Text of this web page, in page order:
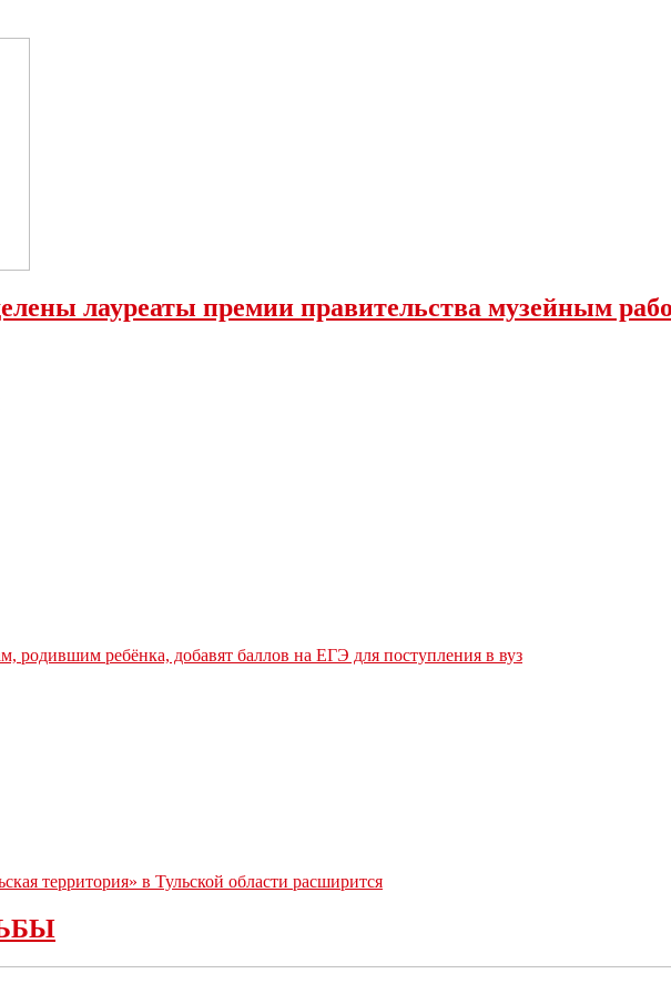
лауреаты премии правительства музейным
родившим ребёнка, добавят баллов на ЕГЭ для поступления в вуз
территория» в Тульской области расширится